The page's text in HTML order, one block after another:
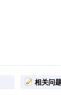
相关问